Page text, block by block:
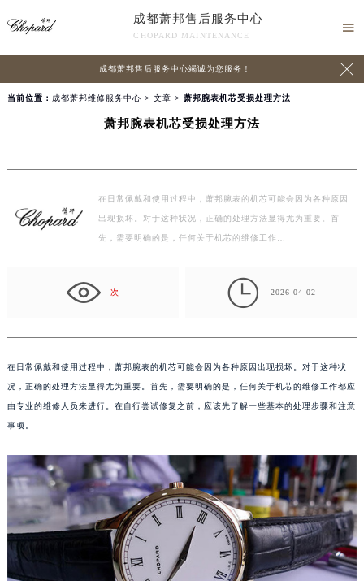
成都萧邦售后服务中心
CHOPARD MAINTENANCE

成都萧邦售后服务中心竭诚为您服务！ 
当前位置： 成都萧邦维修服务中心 > 文章 > 萧邦腕表机芯受损处理方法
萧邦腕表机芯受损处理方法
在日常佩戴和使用过程中，萧邦腕表的机芯可能会因为各种原因
出现损坏。对于这种状况，正确的处理方法显得尤为重要。首
先，需要明确的是，任何关于机芯的维修工作…
次  2026-04-02
在日常佩戴和使用过程中，萧邦腕表的机芯可能会因为各种原因出现损坏。对于这种状
况，正确的处理方法显得尤为重要。首先，需要明确的是，任何关于机芯的维修工作都应
由专业的维修人员来进行。在自行尝试修复之前，应该先了解一些基本的处理步骤和注意
事项。